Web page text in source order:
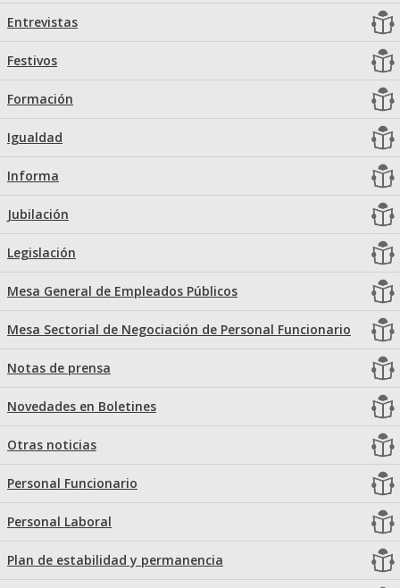
Entrevistas
Festivos
Formación
Igualdad
Informa
Jubilación
Legislación
Mesa General de Empleados Públicos
Mesa Sectorial de Negociación de Personal Funcionario
Notas de prensa
Novedades en Boletines
Otras noticias
Personal Funcionario
Personal Laboral
Plan de estabilidad y permanencia